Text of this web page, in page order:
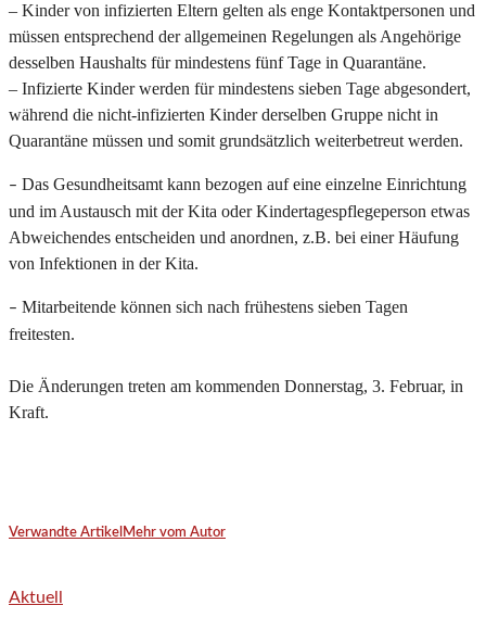
– Kinder von infizierten Eltern gelten als enge Kontaktpersonen und
müssen entsprechend der allgemeinen Regelungen als Angehörige
desselben Haushalts für mindestens fünf Tage in Quarantäne.
– Infizierte Kinder werden für mindestens sieben Tage abgesondert,
während die nicht-infizierten Kinder derselben Gruppe nicht in
Quarantäne müssen und somit grundsätzlich weiterbetreut werden.
– Das Gesundheitsamt kann bezogen auf eine einzelne Einrichtung
und im Austausch mit der Kita oder Kindertagespflegeperson etwas
Abweichendes entscheiden und anordnen, z.B. bei einer Häufung
von Infektionen in der Kita.
– Mitarbeitende können sich nach frühestens sieben Tagen
freitesten.
Die Änderungen treten am kommenden Donnerstag, 3. Februar, in
Kraft.
Verwandte Artikel Mehr vom Autor
Aktuell